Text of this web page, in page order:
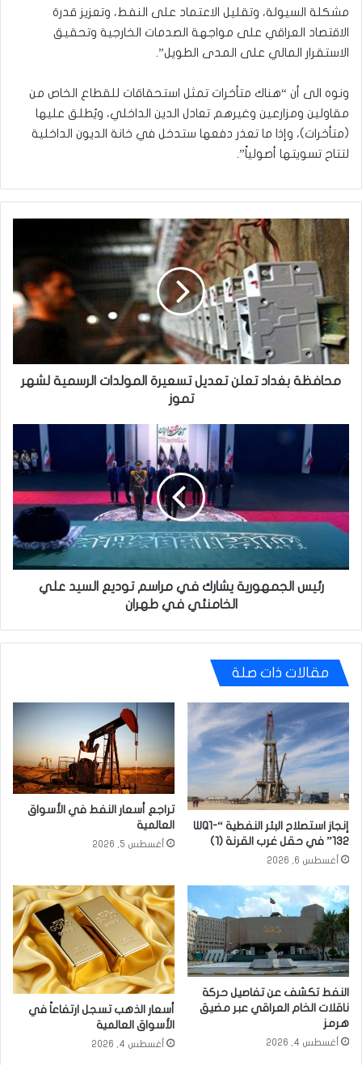
مشكلة السيولة، وتقليل الاعتماد على النفط، وتعزيز قدرة
الاقتصاد العراقي على مواجهة الصدمات الخارجية وتحقيق
الاستقرار المالي على المدى الطويل”.
ونوه الى أن “هناك متأخرات تمثل استحقاقات للقطاع الخاص من
مقاولين ومزارعين وغيرهم تعادل الدين الداخلي، ويُطلق عليها
(متأخرات)، وإذا ما تعذر دفعها ستدخل في خانة الديون الداخلية
لتتاح تسويتها أصولياً”.
محافظة
بغداد
تعلن
تعديل
تسعيرة
المولدات
الرسمية
لشهر
تموز
محافظة بغداد تعلن تعديل تسعيرة المولدات الرسمية لشهر
تموز
الجمهورية
مراسم
توديع
السيد
الخامنئي
رئيس الجمهورية يشارك في مراسم توديع السيد علي
الخامنئي في طهران
مقالات ذات صلة
إنجاز استصلاح البئر النفطية “WQ1-
132” في حقل غرب القرنة (1)
أغسطس 6, 2026
تراجع أسعار النفط في الأسواق
العالمية
أغسطس 5, 2026
النفط تكشف عن تفاصيل حركة
ناقلات الخام العراقي عبر مضيق
هرمز
أغسطس 4, 2026
أسعار الذهب تسجل ارتفاعاً في
الأسواق العالمية
أغسطس 4, 2026